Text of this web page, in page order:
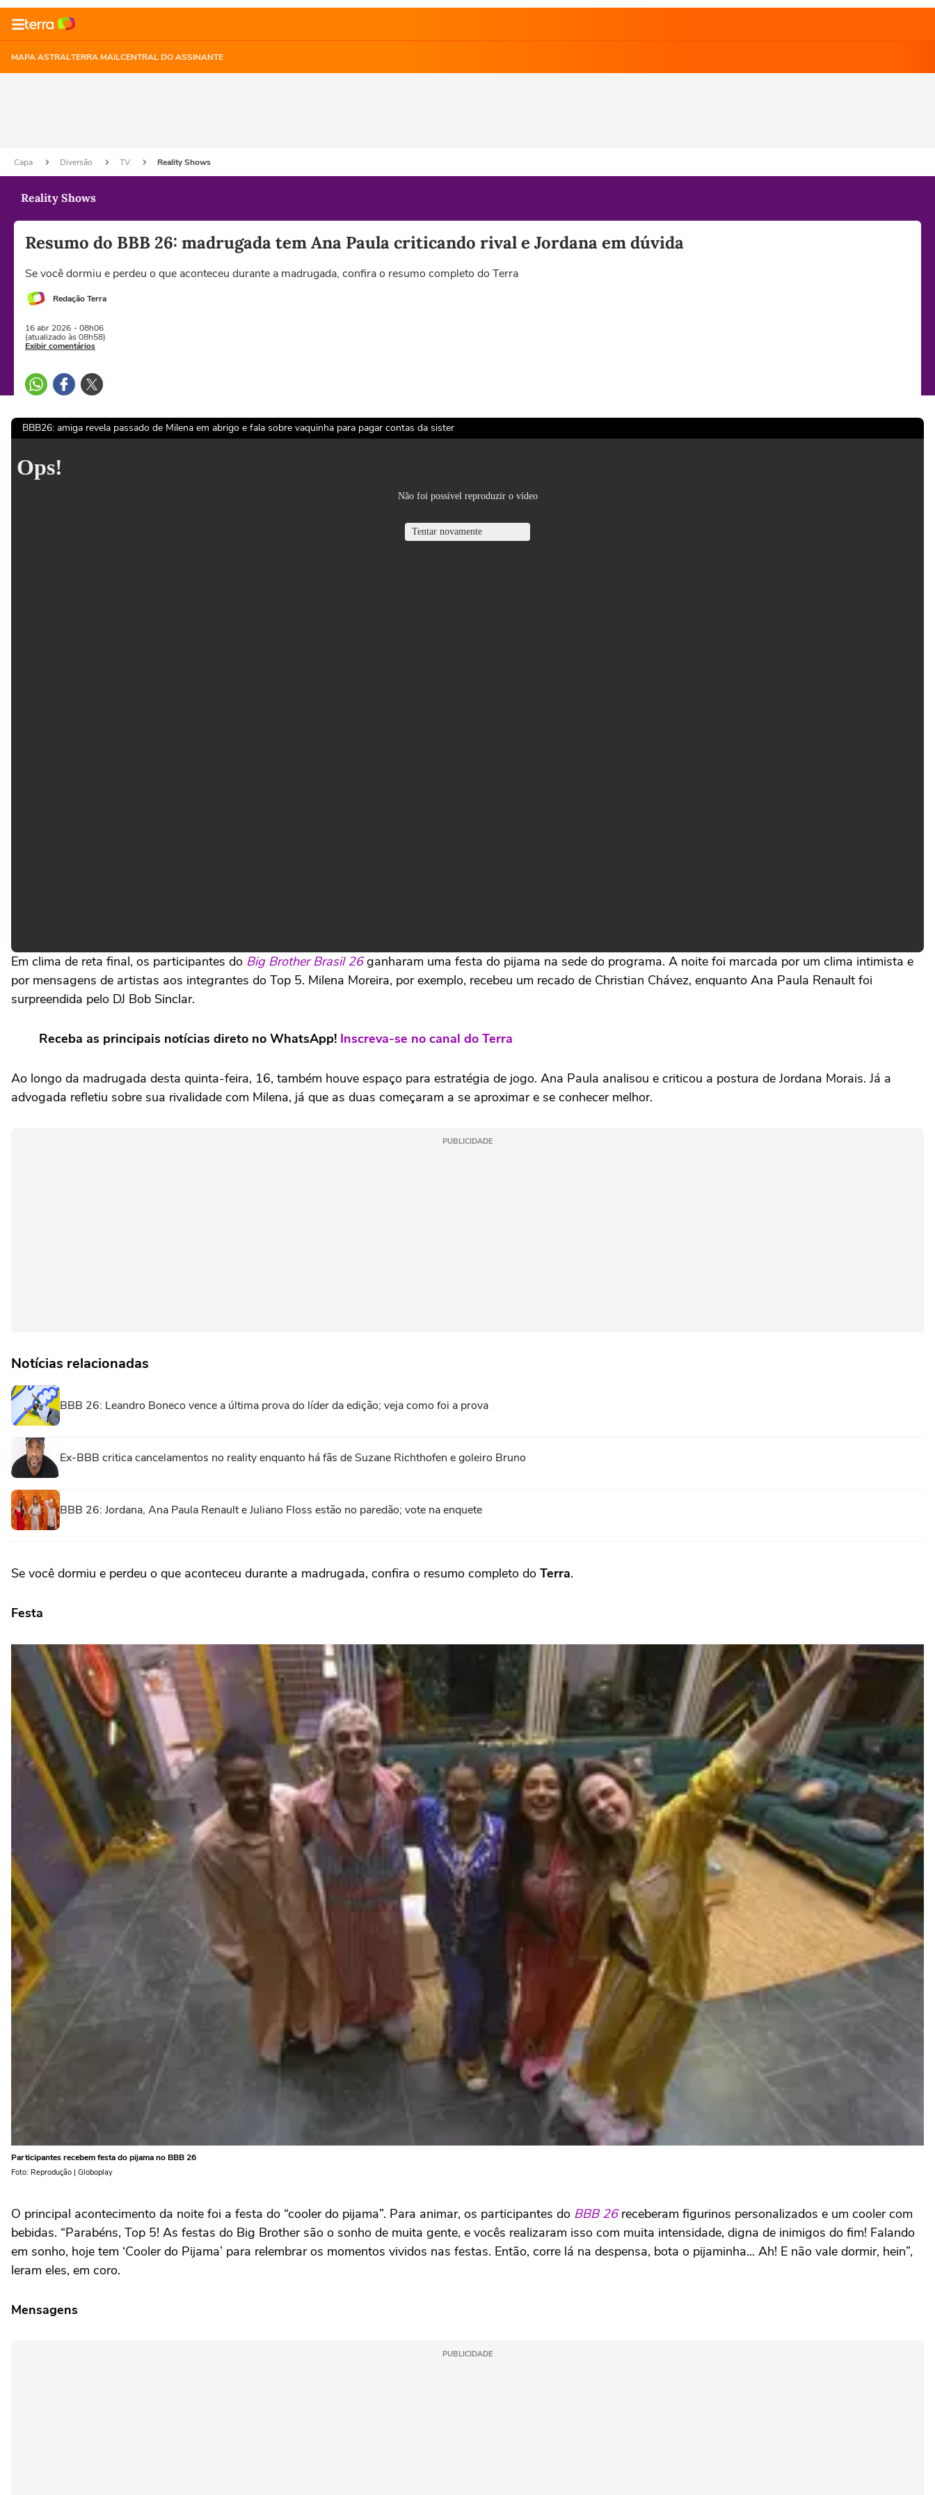
MAPA ASTRALTERRA MAILCENTRAL DO ASSINANTE
Capa Diversão TV Reality Shows
Reality Shows
Resumo do BBB 26: madrugada tem Ana Paula criticando rival e Jordana em dúvida
Se você dormiu e perdeu o que aconteceu durante a madrugada, confira o resumo completo do Terra
Redação Terra
16 abr 2026 - 08h06
(atualizado às 08h58)
Exibir comentários
BBB26: amiga revela passado de Milena em abrigo e fala sobre vaquinha para pagar contas da sister
Em clima de reta final, os participantes do Big Brother Brasil 26ganharam uma festa do pijama na sede do programa. A noite foi marcada por um clima intimista e
por mensagens de artistas aos integrantes do Top 5. Milena Moreira, por exemplo, recebeu um recado de Christian Chávez, enquanto Ana Paula Renault foi
surpreendida pelo DJ Bob Sinclar.
Receba as principais notícias direto no WhatsApp! Inscreva-se no canal do Terra
Ao longo da madrugada desta quinta-feira, 16, também houve espaço para estratégia de jogo. Ana Paula analisou e criticou a postura de Jordana Morais. Já a
advogada refletiu sobre sua rivalidade com Milena, já que as duas começaram a se aproximar e se conhecer melhor.
PUBLICIDADE
Notícias relacionadas
BBB 26: Leandro Boneco vence a última prova do líder da edição; veja como foi a prova
Ex-BBB critica cancelamentos no reality enquanto há fãs de Suzane Richthofen e goleiro Bruno
BBB 26: Jordana, Ana Paula Renault e Juliano Floss estão no paredão; vote na enquete
Se você dormiu e perdeu o que aconteceu durante a madrugada, confira o resumo completo do Terra.
Festa
Participantes recebem festa do pijama no BBB 26
Foto: Reprodução | Globoplay
O principal acontecimento da noite foi a festa do “cooler do pijama”. Para animar, os participantes do BBB 26receberam figurinos personalizados e um cooler com
bebidas. “Parabéns, Top 5! As festas do Big Brother são o sonho de muita gente, e vocês realizaram isso com muita intensidade, digna de inimigos do fim! Falando
em sonho, hoje tem ‘Cooler do Pijama’ para relembrar os momentos vividos nas festas. Então, corre lá na despensa, bota o pijaminha... Ah! E não vale dormir, hein”,
leram eles, em coro.
Mensagens
PUBLICIDADE